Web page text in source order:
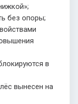
без опоры;
в
вынесен на